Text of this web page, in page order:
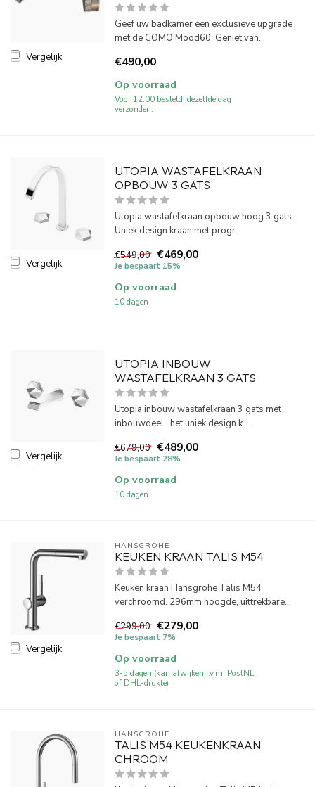
Vergelijk
Geef uw badkamer een exclusieve upgrade
met de COMO Mood60. Geniet van...
€490,00
Op voorraad
Voor 12:00 besteld, dezelfde dag
verzonden.
Vergelijk
UTOPIA WASTAFELKRAAN
OPBOUW 3 GATS
Utopia wastafelkraan opbouw hoog 3 gats.
Uniek design kraan met progr...
€549,00 €469,00
Je bespaart 15%
Op voorraad
10 dagen
Vergelijk
UTOPIA INBOUW
WASTAFELKRAAN 3 GATS
Utopia inbouw wastafelkraan 3 gats met
inbouwdeel . het uniek design k...
€679,00 €489,00
Je bespaart 28%
Op voorraad
10 dagen
Vergelijk
HANSGROHE
KEUKEN KRAAN TALIS M54
Keuken kraan Hansgrohe Talis M54
verchroomd. 296mm hoogde, uittrekbare...
€299,00 €279,00
Je bespaart 7%
Op voorraad
3-5 dagen (kan afwijken i.v.m. PostNL
of DHL-drukte)
HANSGROHE
TALIS M54 KEUKENKRAAN
CHROOM